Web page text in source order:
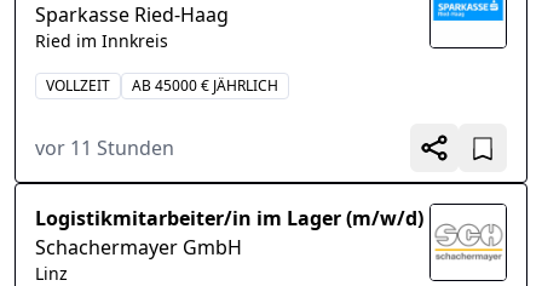
Sparkasse Ried-Haag
Ried im Innkreis
VOLLZEIT AB 45000 € JÄHRLICH
vor 11 Stunden
Logistikmitarbeiter/in im Lager (m/w/d)
Schachermayer GmbH
Linz